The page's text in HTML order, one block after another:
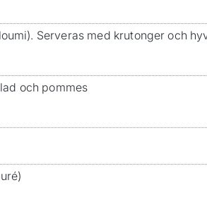
Serveras med krutonger och
och pommes